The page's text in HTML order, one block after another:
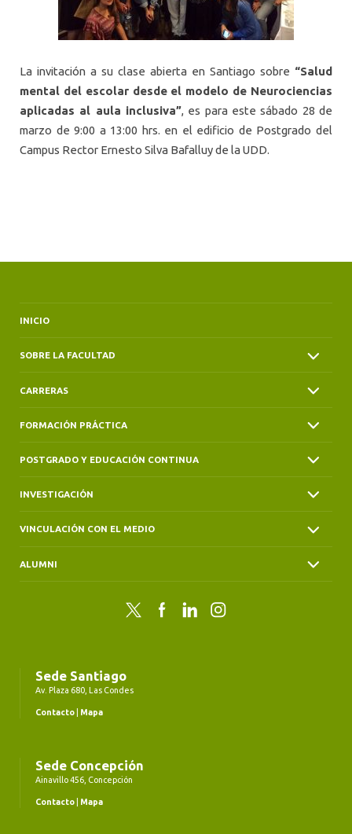
La invitación a su clase abierta en Santiago sobre “Salud
mental del escolar desde el modelo de Neurociencias
aplicadas al aula inclusiva”, es para este sábado 28 de
marzo de 9:00 a 13:00 hrs. en el edificio de Postgrado del
Campus Rector Ernesto Silva Bafalluy de la UDD.
INICIO
SOBRE LA FACULTAD
CARRERAS
FORMACIÓN PRÁCTICA
POSTGRADO Y EDUCACIÓN CONTINUA
INVESTIGACIÓN
VINCULACIÓN CON EL MEDIO
ALUMNI
Twitter FacebookLinkedInInstagram
Sede Santiago
Av. Plaza 680, Las Condes
Contacto Mapa
Sede Concepción
Ainavillo 456, Concepción
Contacto Mapa